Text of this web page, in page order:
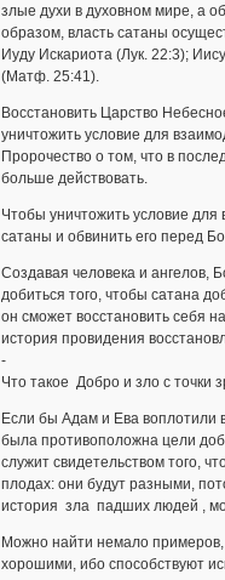
злые духи в духовном мире, а
образом, власть сатаны
Иуду Искариота (Лук. 22:3);
(Матф. 25:41).
Восстановить Царство
уничтожить условие для
Пророчество о том, что в
больше действовать.
Чтобы уничтожить условие для
сатаны и обвинить его перед
Создавая человека и ангелов,
добиться того, чтобы сатана
он сможет восстановить себя
история провидения
-
Что такое Добро и зло с точки
Если бы Адам и Ева воплотили
была противоположна цели
служит свидетельством того,
плодах: они будут разными,
история зла падших людей ,
Можно найти немало примеров,
хорошими, ибо способствуют